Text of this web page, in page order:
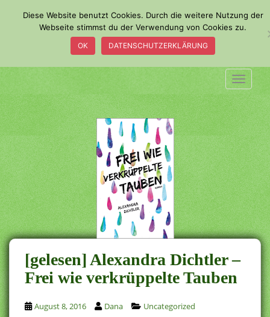
o
a
i
n
c
o
n
t
e
n
t
[gelesen] Alexandra Dichtler –
Frei wie verkrüppelte Tauben
August 8, 2016 Dana Uncategorized
Diese Website benutzt Cookies. Durch die weitere Nutzung der
Webseite stimmst du der Verwendung von Cookies zu.
OK DATENSCHUTZERKLÄRUNG